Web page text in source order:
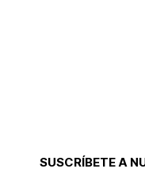
SUSCRÍBETE A